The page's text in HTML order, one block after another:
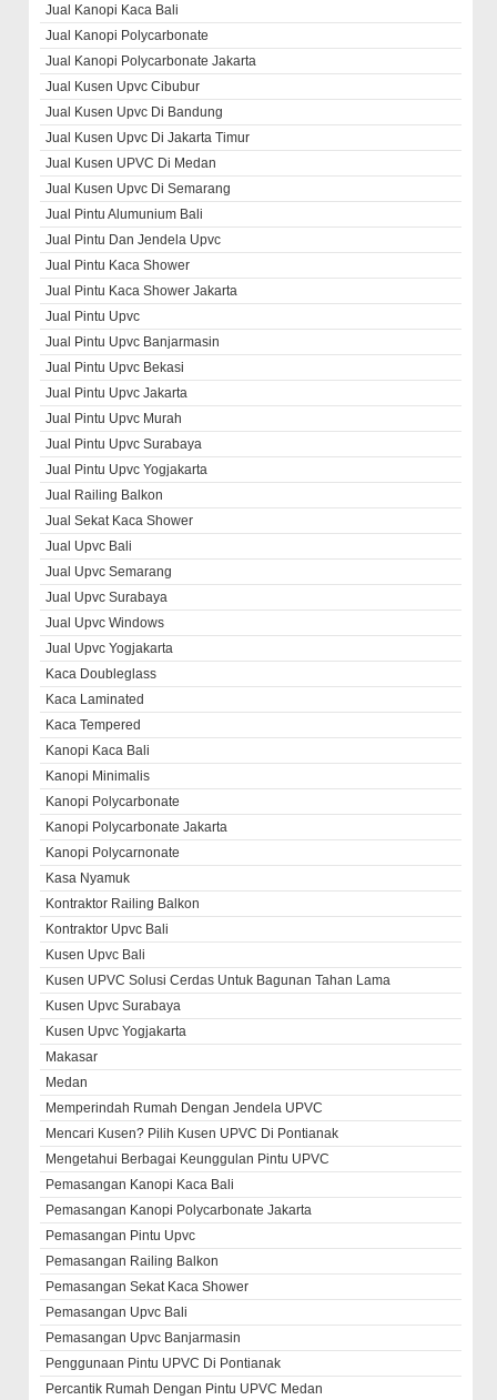
Jual Kanopi Kaca Bali
Jual Kanopi Polycarbonate
Jual Kanopi Polycarbonate Jakarta
Jual Kusen Upvc Cibubur
Jual Kusen Upvc Di Bandung
Jual Kusen Upvc Di Jakarta Timur
Jual Kusen UPVC Di Medan
Jual Kusen Upvc Di Semarang
Jual Pintu Alumunium Bali
Jual Pintu Dan Jendela Upvc
Jual Pintu Kaca Shower
Jual Pintu Kaca Shower Jakarta
Jual Pintu Upvc
Jual Pintu Upvc Banjarmasin
Jual Pintu Upvc Bekasi
Jual Pintu Upvc Jakarta
Jual Pintu Upvc Murah
Jual Pintu Upvc Surabaya
Jual Pintu Upvc Yogjakarta
Jual Railing Balkon
Jual Sekat Kaca Shower
Jual Upvc Bali
Jual Upvc Semarang
Jual Upvc Surabaya
Jual Upvc Windows
Jual Upvc Yogjakarta
Kaca Doubleglass
Kaca Laminated
Kaca Tempered
Kanopi Kaca Bali
Kanopi Minimalis
Kanopi Polycarbonate
Kanopi Polycarbonate Jakarta
Kanopi Polycarnonate
Kasa Nyamuk
Kontraktor Railing Balkon
Kontraktor Upvc Bali
Kusen Upvc Bali
Kusen UPVC Solusi Cerdas Untuk Bagunan Tahan Lama
Kusen Upvc Surabaya
Kusen Upvc Yogjakarta
Makasar
Medan
Memperindah Rumah Dengan Jendela UPVC
Mencari Kusen? Pilih Kusen UPVC Di Pontianak
Mengetahui Berbagai Keunggulan Pintu UPVC
Pemasangan Kanopi Kaca Bali
Pemasangan Kanopi Polycarbonate Jakarta
Pemasangan Pintu Upvc
Pemasangan Railing Balkon
Pemasangan Sekat Kaca Shower
Pemasangan Upvc Bali
Pemasangan Upvc Banjarmasin
Penggunaan Pintu UPVC Di Pontianak
Percantik Rumah Dengan Pintu UPVC Medan